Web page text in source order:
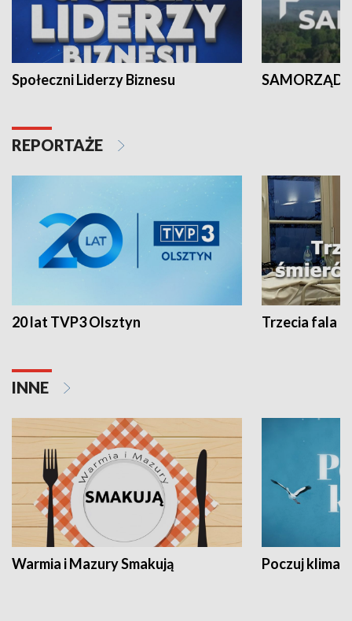
Społeczni Liderzy Biznesu SAMORZĄD
REPORTAŻE
20 lat TVP3 Olsztyn Trzecia fala -
INNE
Warmia i Mazury Smakują Poczuj klimat